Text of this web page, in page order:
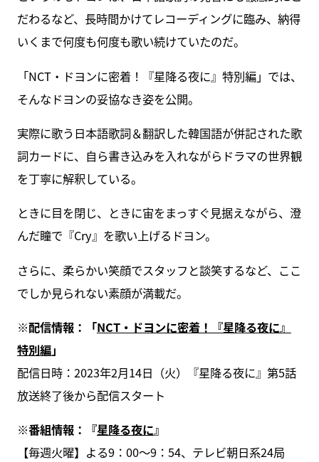
だわるなど、長時間かけてレコーディングに臨み、納得
いくまで何度も何度も歌い続けていたのだ。
「NCT・ドヨンに密着！『星降る夜に』特別編」では、
そんなドヨンの妥協なき姿を公開。
実際に歌う日本語歌詞＆翻訳した韓国語が併記された歌
詞カードに、自ら書き込みを入れながらドラマの世界観
を丁寧に解釈している。
ときに目を閉じ、ときに宙をまっすぐ見据えながら、澄
んだ瞳で『Cry』を歌い上げるドヨン。
さらに、柔らかい笑顔でスタッフと談笑するなど、ここ
でしか見られない素顔が満載だ。
※配信情報：「NCT・ドヨンに密着！『星降る夜に』
特別編」
配信日時：2023年2月14日（火）『星降る夜に』第5話
放送終了後から配信スタート
※番組情報：『星降る夜に』
【毎週火曜】よる9：00～9：54、テレビ朝日系24局